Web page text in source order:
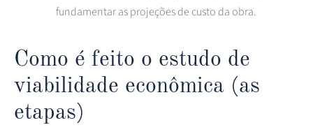
fundamentar as projeções de custo da obra.
Como é feito o estudo de
viabilidade econômica (as
etapas)